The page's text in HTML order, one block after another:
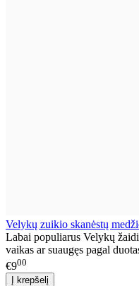
Velykų zuikio skanėstų
Labai populiarus Velykų
vaikas ar suaugęs pagal
€900